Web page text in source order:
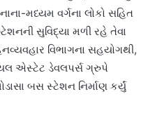
મધ્યમ વર્ગના લોકો સહિત
સુવિદ્યા મળી રહે તેવા
વિભાગના સહયોગથી,
એસ્ટેટ ડેવલપર્સ ગ્રુપે
બસ સ્ટેશન નિર્માણ કર્યું